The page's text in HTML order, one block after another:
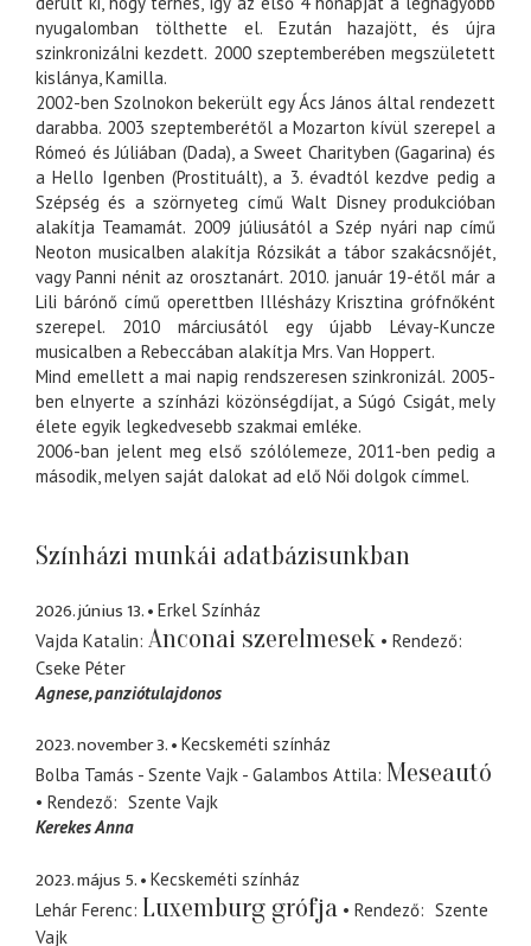
nyugalomban tölthette el. Ezután hazajött, és újra
szinkronizálni kezdett. 2000szeptemberében megszületett
kislánya, Kamilla.
2002-ben Szolnokon bekerült egyÁcs János által rendezett
darabba. 2003 szeptemberétől a Mozarton kívül szerepel a
Rómeó és Júliában (Dada), a Sweet Charityben (Gagarina) és
a Hello Igenben (Prostituált), a 3. évadtól kezdve pedig a
Szépség és a szörnyeteg című Walt Disney produkcióban
alakítja Teamamát. 2009 júliusától a Szép nyári nap című
Neoton musicalben alakítja Rózsikát a tábor szakácsnőjét,
vagy Panni nénit az orosztanárt. 2010. január 19-étől már a
Lili bárónő című operettben Illésházy Krisztina grófnőként
szerepel. 2010 márciusától egy újabb Lévay-Kuncze
musicalben a Rebeccában alakítja Mrs. Van Hoppert.
Mind emellett a mai napig rendszeresen szinkronizál. 2005-
ben elnyerte a színházi közönségdíjat, aSúgó Csigát, mely
élete egyik legkedvesebb szakmai emléke.
2006-ban jelent meg első szólólemeze, 2011-ben pedig a
második, melyen saját dalokat ad elő Női dolgok címmel.
Színházi munkái adatbázisunkban
2026. június 13.
Erkel Színház
Vajda Katalin Anconai szerelmesek
Rendező
Cseke Péter
Agnese panziótulajdonos
2023. november 3.
Kecskeméti színház
Bolba Tamás - Szente Vajk - Galambos Attila Meseautó
Rendező
Szente Vajk
Kerekes Anna
2023. május 5.
Kecskeméti színház
Lehár Ferenc Luxemburg grófja Rendező
Szente
Vajk